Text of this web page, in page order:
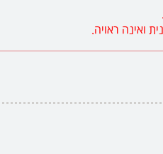
ואינה ראויה.